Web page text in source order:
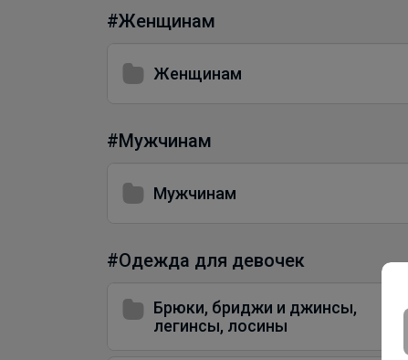
#Женщинам
Женщинам
#Мужчинам
Мужчинам
#Одежда для девочек
Брюки, бриджи и джинсы,
легинсы, лосины